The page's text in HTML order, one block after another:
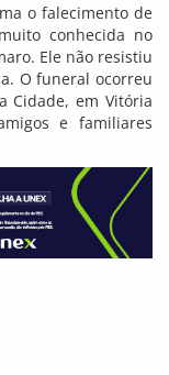
o falecimento de
conhecida no
Ele não resistiu
O funeral ocorreu
Cidade, em Vitória
e familiares